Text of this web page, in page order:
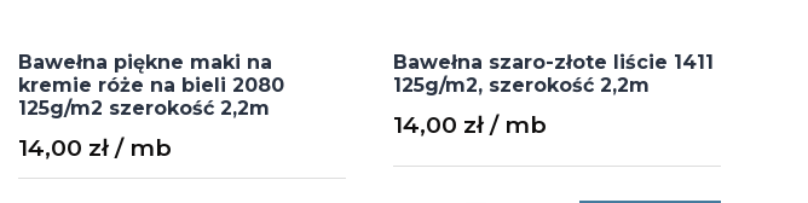
Bawełna piękne maki na
kremie róże na bieli 2080
125g/m2 szerokość 2,2m
14,00 zł
Bawełna szaro-złote liście 1411
125g/m2, szerokość 2,2m
14,00 zł